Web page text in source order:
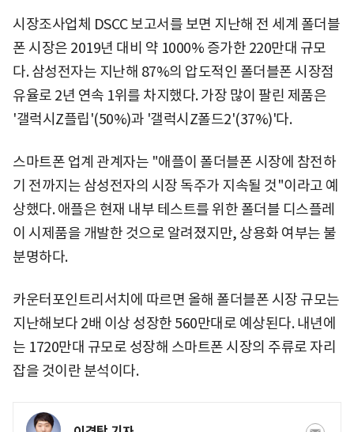
시장조사업체 DSCC 보고서를 보면 지난해 전 세계 폴더블
폰 시장은 2019년 대비 약 1000% 증가한 220만대 규모
다. 삼성전자는 지난해 87%의 압도적인 폴더블폰 시장점
유율로 2년 연속 1위를 차지했다. 가장 많이 팔린 제품은
'갤럭시Z플립'(50%)과 '갤럭시Z폴드2'(37%)'다.
스마트폰 업계 관계자는 "애플이 폴더블폰 시장에 참전하
기 전까지는 삼성전자의 시장 독주가 지속될 것"이라고 예
상했다. 애플은 현재 내부 테스트를 위한 폴더블 디스플레
이 시제품을 개발한 것으로 알려졌지만, 상용화 여부는 불
분명하다.
카운터포인트리서치에 따르면 올해 폴더블폰 시장 규모는
지난해보다 2배 이상 성장한 560만대로 예상된다. 내년에
는 1720만대 규모로 성장해 스마트폰 시장의 주류로 자리
잡을 것이란 분석이다.